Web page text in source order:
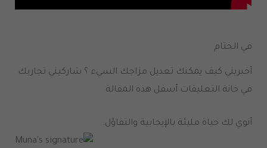
في الختام
أخبريني كيف يمكنك تعديل مزاجك السيء ؟ شاركيني تجاربك
في خانة التعليقات أسفل هذه المقالة
أنوي لك حياة مليئة بالإيجابية والتفاؤل.